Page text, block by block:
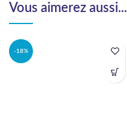
Vous aimerez aussi...
-18%